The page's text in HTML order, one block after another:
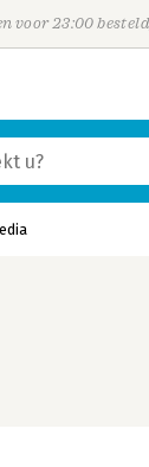
voor 23:00